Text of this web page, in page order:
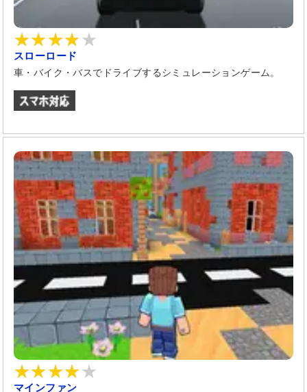
スローロード
車・バイク・バスでドライブするシミュレーションゲーム。
マインファン